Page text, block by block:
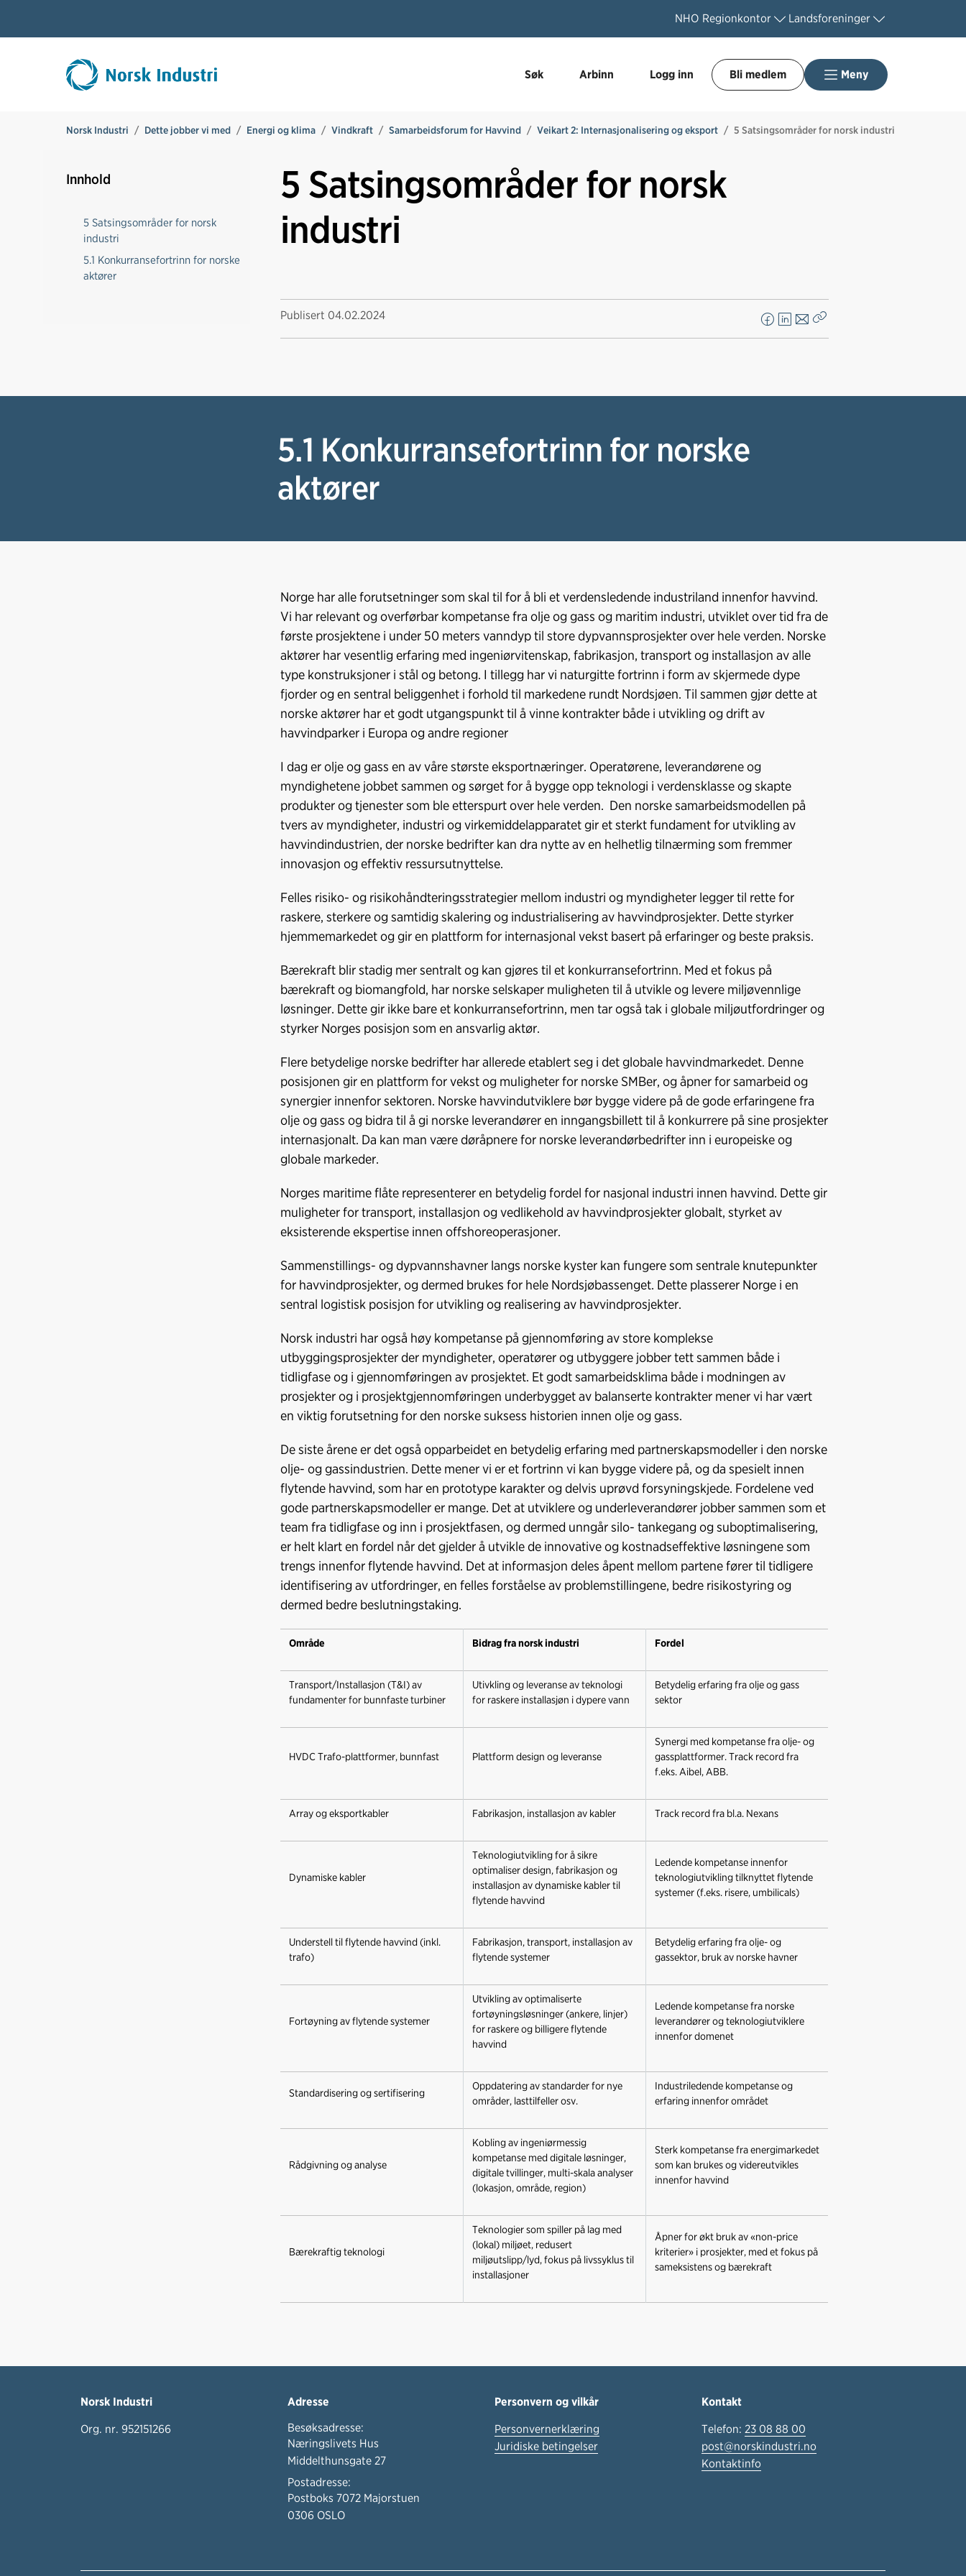
NHO Regionkontor Landsforeninger
Søk Arbinn Logg inn Bli medlem Meny
Norsk Industri Dette jobber vi med Energi og klima Vindkraft Samarbeidsforum for Havvind Veikart 2: Internasjonalisering og eksport 5 Satsingsområder for norsk industri
Innhold
5 Satsingsområder for norsk
industri
5.1 Konkurransefortrinn for norske
aktører
5 Satsingsområder for norsk
industri
Publisert 04.02.2024
F
b
L
e
E
s
5.1 Konkurransefortrinn for norske
aktører
Norge har alle forutsetninger som skal til for å bli et verdensledende industriland innenfor havvind.
Vi har relevant og overførbar kompetanse fra olje og gass og maritim industri, utviklet over tid fra de
første prosjektene i under 50 meters vanndyp til store dypvannsprosjekter over hele verden. Norske
aktører har vesentlig erfaring med ingeniørvitenskap, fabrikasjon, transport og installasjon av alle
type konstruksjoner i stål og betong. I tillegg har vi naturgitte fortrinn i form av skjermede dype
fjorder og en sentral beliggenhet i forhold til markedene rundt Nordsjøen. Til sammen gjør dette at
norske aktører har et godt utgangspunkt til å vinne kontrakter både i utvikling og drift av
havvindparker i Europa og andre regioner
I dag er olje og gass en av våre største eksportnæringer. Operatørene, leverandørene og
myndighetene jobbet sammen og sørget for å bygge opp teknologi i verdensklasse og skapte
produkter og tjenester som ble etterspurt over hele verden. Den norske samarbeidsmodellen på
tvers av myndigheter, industri og virkemiddelapparatet gir et sterkt fundament for utvikling av
havvindindustrien, der norske bedrifter kan dra nytte av en helhetlig tilnærming som fremmer
innovasjon og effektiv ressursutnyttelse.
Felles risiko- og risikohåndteringsstrategier mellom industri og myndigheter legger til rette for
raskere, sterkere og samtidig skalering og industrialisering av havvindprosjekter. Dette styrker
hjemmemarkedet og gir en plattform for internasjonal vekst basert på erfaringer og beste praksis.
Bærekraft blir stadig mer sentralt og kan gjøres til et konkurransefortrinn. Med et fokus på
bærekraft og biomangfold, har norske selskaper muligheten til å utvikle og levere miljøvennlige
løsninger. Dette gir ikke bare et konkurransefortrinn, men tar også tak i globale miljøutfordringer og
styrker Norges posisjon som en ansvarlig aktør.
Flere betydelige norske bedrifter har allerede etablert seg i det globale havvindmarkedet. Denne
posisjonen gir en plattform for vekst og muligheter for norske SMBer, og åpner for samarbeid og
synergier innenfor sektoren. Norske havvindutviklere bør bygge videre på de gode erfaringene fra
olje og gass og bidra til å gi norske leverandører en inngangsbillett til å konkurrere på sine prosjekter
internasjonalt. Da kan man være døråpnere for norske leverandørbedrifter inn i europeiske og
globale markeder.
Norges maritime flåte representerer en betydelig fordel for nasjonal industri innen havvind. Dette gir
muligheter for transport, installasjon og vedlikehold av havvindprosjekter globalt, styrket av
eksisterende ekspertise innen offshoreoperasjoner.
Sammenstillings- og dypvannshavner langs norske kyster kan fungere som sentrale knutepunkter
for havvindprosjekter, og dermed brukes for hele Nordsjøbassenget. Dette plasserer Norge i en
sentral logistisk posisjon for utvikling og realisering av havvindprosjekter.
Norsk industri har også høy kompetanse på gjennomføring av store komplekse
utbyggingsprosjekter der myndigheter, operatører og utbyggere jobber tett sammen både i
tidligfase og i gjennomføringen av prosjektet. Et godt samarbeidsklima både i modningen av
prosjekter og i prosjektgjennomføringen underbygget av balanserte kontrakter mener vi har vært
en viktig forutsetning for den norske suksess historien innen olje og gass.
De siste årene er det også opparbeidet en betydelig erfaring med partnerskapsmodeller i den norske
olje- og gassindustrien. Dette mener vi er et fortrinn vi kan bygge videre på, og da spesielt innen
flytende havvind, som har en prototype karakter og delvis uprøvd forsyningskjede. Fordelene ved
gode partnerskapsmodeller er mange. Det at utviklere og underleverandører jobber sammen som et
team fra tidligfase og inn i prosjektfasen, og dermed unngår silo- tankegang og suboptimalisering,
er helt klart en fordel når det gjelder å utvikle de innovative og kostnadseffektive løsningene som
trengs innenfor flytende havvind. Det at informasjon deles åpent mellom partene fører til tidligere
identifisering av utfordringer, en felles forståelse av problemstillingene, bedre risikostyring og
dermed bedre beslutningstaking.
Område Bidrag fra norsk industri Fordel
Transport/Installasjon (T&I) av
fundamenter for bunnfaste turbiner
Utivkling og leveranse av teknologi
for raskere installasjøn i dypere vann
Betydelig erfaring fra olje og gass
sektor
HVDC Trafo-plattformer, bunnfast Plattform design og leveranse
Synergi med kompetanse fra olje- og
gassplattformer. Track record fra
f.eks. Aibel, ABB.
Array og eksportkabler Fabrikasjon, installasjon av kabler Track record fra bl.a. Nexans
Dynamiske kabler
Teknologiutvikling for å sikre
optimaliser design, fabrikasjon og
installasjon av dynamiske kabler til
flytende havvind
Ledende kompetanse innenfor
teknologiutvikling tilknyttet flytende
systemer (f.eks. risere, umbilicals)
Understell til flytende havvind (inkl.
trafo)
Fabrikasjon, transport, installasjon av
flytende systemer
Betydelig erfaring fra olje- og
gassektor, bruk av norske havner
Fortøyning av flytende systemer
Utvikling av optimaliserte
fortøyningsløsninger (ankere, linjer)
for raskere og billigere flytende
havvind
Ledende kompetanse fra norske
leverandører og teknologiutviklere
innenfor domenet
Standardisering og sertifisering
Oppdatering av standarder for nye
områder, lasttilfeller osv.
Industriledende kompetanse og
erfaring innenfor området
Rådgivning og analyse
Kobling av ingeniørmessig
kompetanse med digitale løsninger,
digitale tvillinger, multi-skala analyser
(lokasjon, område, region)
Sterk kompetanse fra energimarkedet
som kan brukes og videreutvikles
innenfor havvind
Bærekraftig teknologi
Teknologier som spiller på lag med
(lokal) miljøet, redusert
miljøutslipp/lyd, fokus på livssyklus til
installasjoner
Åpner for økt bruk av «non-price
kriterier» i prosjekter, med et fokus på
sameksistens og bærekraft
Norsk Industri
Org. nr. 952151266
Adresse
Besøksadresse:
Næringslivets Hus
Middelthunsgate 27
Postadresse:
Postboks 7072 Majorstuen
0306 OSLO
Personvern og vilkår
Personvernerklæring
Juridiske betingelser
Kontakt
Telefon: 23 08 88 00
post@norskindustri.no
Kontaktinfo